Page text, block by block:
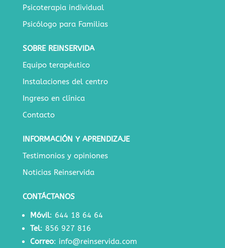
Psicoterapia individual
Psicólogo para Familias
SOBRE REINSERVIDA
Equipo terapéutico
Instalaciones del centro
Ingreso en clínica
Contacto
INFORMACIÓN Y APRENDIZAJE
Testimonios y opiniones
Noticias Reinservida
CONTÁCTANOS
Móvil: 644 18 64 64
Tel: 856 927 816
Correo: info@reinservida.com